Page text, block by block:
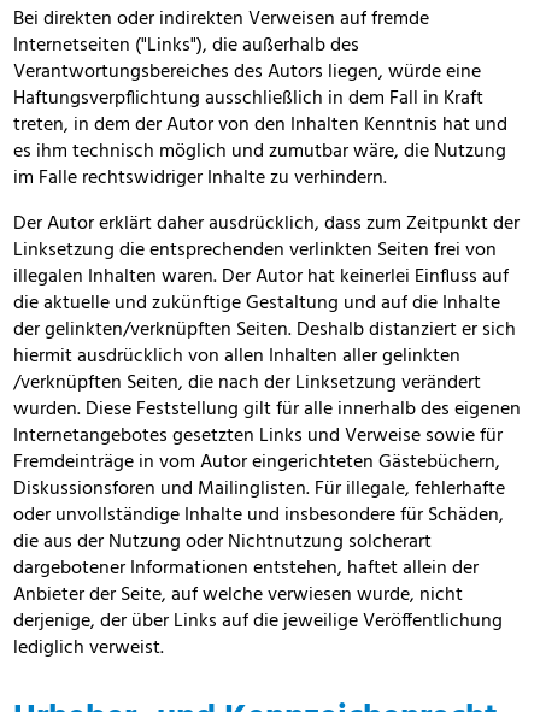
Bei direkten oder indirekten Verweisen auf fremde
Internetseiten ("Links"), die außerhalb des
Verantwortungsbereiches des Autors liegen, würde eine
Haftungsverpflichtung ausschließlich in dem Fall in Kraft
treten, in dem der Autor von den Inhalten Kenntnis hat und
es ihm technisch möglich und zumutbar wäre, die Nutzung
im Falle rechtswidriger Inhalte zu verhindern.
Der Autor erklärt daher ausdrücklich, dass zum Zeitpunkt der
Linksetzung die entsprechenden verlinkten Seiten frei von
illegalen Inhalten waren. Der Autor hat keinerlei Einfluss auf
die aktuelle und zukünftige Gestaltung und auf die Inhalte
der gelinkten/verknüpften Seiten. Deshalb distanziert er sich
hiermit ausdrücklich von allen Inhalten aller gelinkten
/verknüpften Seiten, die nach der Linksetzung verändert
wurden. Diese Feststellung gilt für alle innerhalb des eigenen
Internetangebotes gesetzten Links und Verweise sowie für
Fremdeinträge in vom Autor eingerichteten Gästebüchern,
Diskussionsforen und Mailinglisten. Für illegale, fehlerhafte
oder unvollständige Inhalte und insbesondere für Schäden,
die aus der Nutzung oder Nichtnutzung solcherart
dargebotener Informationen entstehen, haftet allein der
Anbieter der Seite, auf welche verwiesen wurde, nicht
derjenige, der über Links auf die jeweilige Veröffentlichung
lediglich verweist.